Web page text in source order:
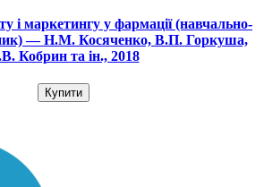
і маркетингу у фармації (навчально-
— Н.М. Косяченко, В.П. Горкуша,
Кобрин та ін., 2018
Купити